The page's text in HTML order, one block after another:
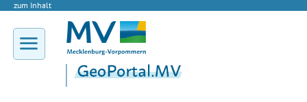
zum Inhalt